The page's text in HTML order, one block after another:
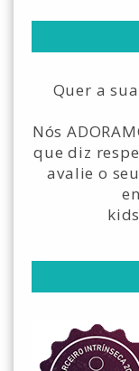
Quer a
Nós
que diz
avalie o